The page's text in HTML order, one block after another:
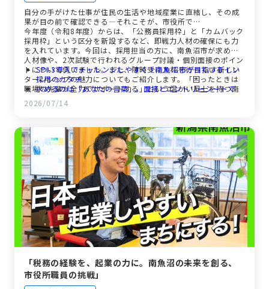
自分の手がけた仕事が住民の生活や地域産業に直結し、その成
果が目の前で確認できる―それこそが、市役所で…
今年度（令和8年度）からは、「公務員採用枠」と「カムバック
採用枠」という区分を新設するなど、即戦力人材の確保にも力
を入れています。今回は、採用担当の方に、南魚沼市が求める
人材像や、2次試験で行われるグループ討議・個別面接のポイン
トについて伺いました。また、随時受け入れを行っているイン
ターンシップの魅力についてもご紹介します。「困ったときは
職場の先輩が全力でサポートする」という温かい風土を持つ南
魚沼市役所のリアルな雰囲気を、ぜひ感じ取ってください。
SPI-3導入でチャレンジしやすく！南魚沼市が目指す新しい
採用のカタチ
求めるのは「あなたの言葉」。面接とエントリーシートで
PRしてほしいこと
「カムバック採用枠」も新設！南魚沼市に興味があるすべて
自分の仕事が目に見える喜び。南魚沼市役所で働く本当の魅
万全のサポート体制とインターンシップで、不安を安心に変
える
2026/07/14
「税務の経験を、起業の力に。南魚沼の未来を創る、
市役所職員の挑戦」